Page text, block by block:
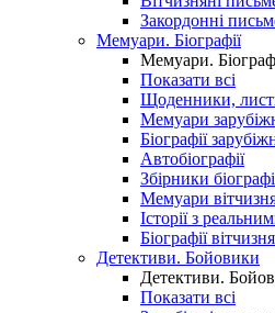
Закордонні
Мемуари. Біографії
Мемуари.
Показати всі
Щоденники,
Мемуари
Біографії
Автобіографії
Збірники
Мемуари
Історії з
Біографії
Детективи. Бойовики
Детективи.
Показати всі